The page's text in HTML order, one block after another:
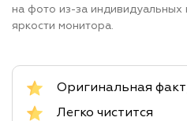
на фото из-за индивидуальных
яркости монитора.
Оригинальная
Легко чистится